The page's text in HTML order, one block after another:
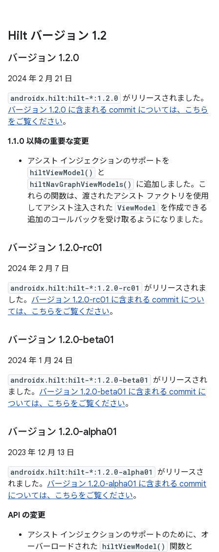
Hilt バージョン 1.2
バージョン 1.2.0
2024 年 2 月 21 日
androidx.hilt:hilt-*:1.2.0 がリリースされました。
バージョン 1.2.0 に含まれる commit については、こちら
をご覧ください。
1.1.0 以降の重要な変更
アシスト インジェクションのサポートを
hiltViewModel() と
hiltNavGraphViewModels()
に追加しました。こ
れらの関数は、渡されたアシスト ファクトリを使用
してアシスト注入された ViewModel を作成できる
追加のコールバックを受け取るようになりました。
バージョン 1.2.0-rc01
2024 年 2 月 7 日
androidx.hilt:hilt-*:1.2.0-rc01
がリリースされま
した。 バージョン 1.2.0-rc01 に含まれる commit につい
ては、こちらをご覧ください。
バージョン 1.2.0-beta01
2024 年 1 月 24 日
androidx.hilt:hilt-*:1.2.0-beta01
がリリースされ
ました。 バージョン 1.2.0-beta01 に含まれる commit に
ついては、こちらをご覧ください。
バージョン 1.2.0-alpha01
2023 年 12 月 13 日
androidx.hilt:hilt-*:1.2.0-alpha01
がリリースさ
れました。 バージョン 1.2.0-alpha01 に含まれる commit
については、こちらをご覧ください。
API の変更
アシスト インジェクションのサポートのために、オ
ーバーロードされた hiltViewModel() 関数と